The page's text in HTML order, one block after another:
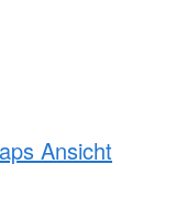
Ansicht